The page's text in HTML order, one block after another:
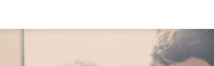
Dienst des